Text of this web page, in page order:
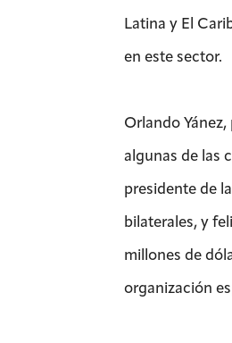
Latina y El
en este sector.
Orlando
algunas de las
presidente de
bilaterales, y
millones de
organización